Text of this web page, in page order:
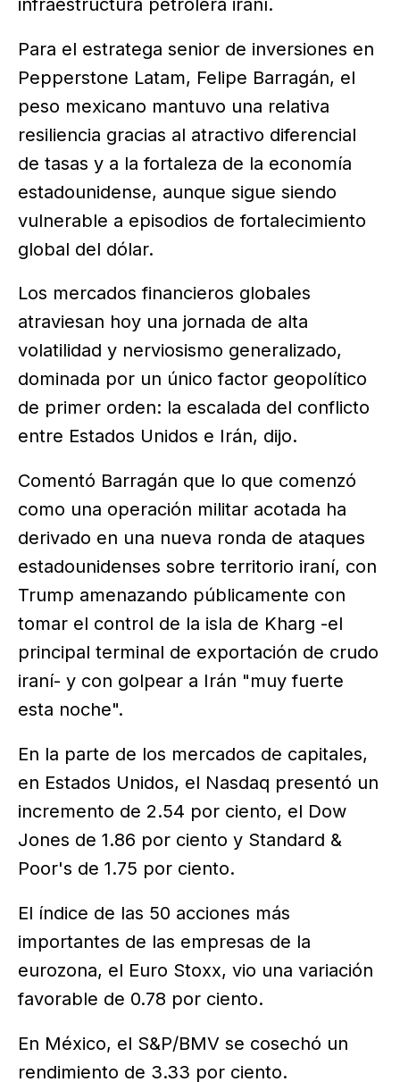
Para el estratega senior de inversiones en
Pepperstone Latam, Felipe Barragán, el
peso mexicano mantuvo una relativa
resiliencia gracias al atractivo diferencial
de tasas y a la fortaleza de la economía
estadounidense, aunque sigue siendo
vulnerable a episodios de fortalecimiento
global del dólar.
Los mercados financieros globales
atraviesan hoy una jornada de alta
volatilidad y nerviosismo generalizado,
dominada por un único factor geopolítico
de primer orden: la escalada del conflicto
entre Estados Unidos e Irán, dijo.
Comentó Barragán que lo que comenzó
como una operación militar acotada ha
derivado en una nueva ronda de ataques
estadounidenses sobre territorio iraní, con
Trump amenazando públicamente con
tomar el control de la isla de Kharg -el
principal terminal de exportación de crudo
iraní- y con golpear a Irán "muy fuerte
esta noche".
En la parte de los mercados de capitales,
en Estados Unidos, el Nasdaq presentó un
incremento de 2.54 por ciento, el Dow
Jones de 1.86 por ciento y Standard &
Poor's de 1.75 por ciento.
El índice de las 50 acciones más
importantes de las empresas de la
eurozona, el Euro Stoxx, vio una variación
favorable de 0.78 por ciento.
En México, el S&P/BMV se cosechó un
rendimiento de 3.33 por ciento.